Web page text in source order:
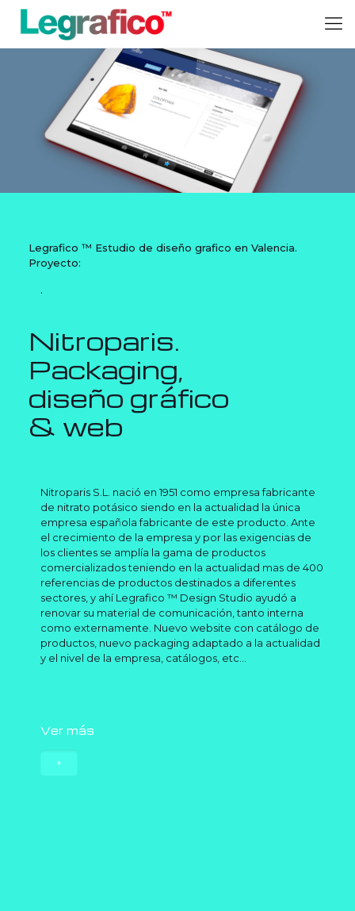
Legrafico ™ Estudio de diseño grafico en Valencia.
Proyecto:
.
Nitroparis.
Packaging,
diseño gráfico
& web
Nitroparis S.L. nació en 1951 como empresa fabricante
de nitrato potásico siendo en la actualidad la única
empresa española fabricante de este producto. Ante
el crecimiento de la empresa y por las exigencias de
los clientes se amplía la gama de productos
comercializados teniendo en la actualidad mas de 400
referencias de productos destinados a diferentes
sectores, y ahí Legrafico ™ Design Studio ayudó a
renovar su material de comunicación, tanto interna
como externamente. Nuevo website con catálogo de
productos, nuevo packaging adaptado a la actualidad
y el nivel de la empresa, catálogos, etc...
Ver más
+